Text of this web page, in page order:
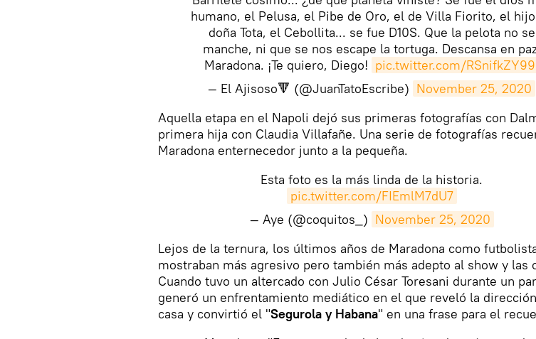
humano, el Pelusa, el Pibe de Oro, el de Villa Fiorito, el
doña Tota, el Cebollita... se fue D10S. Que la pelota no se
manche, ni que se nos escape la tortuga. Descansa en
Maradona. ¡Te quiero, Diego! pic.twitter.com/RSnifkZY99
— El Ajisoso🔻 (@JuanTatoEscribe) November 25, 2020
Aquella etapa en el Napoli dejó sus primeras fotografías con
primera hija con Claudia Villafañe. Una serie de fotografías
Maradona enternecedor junto a la pequeña.
Esta foto es la más linda de la historia.
pic.twitter.com/FIEmlM7dU7
— Aye (@coquitos_) November 25, 2020
Lejos de la ternura, los últimos años de Maradona como
mostraban más agresivo pero también más adepto al show y las
Cuando tuvo un altercado con Julio César Toresani durante un
generó un enfrentamiento mediático en el que reveló la
casa y convirtió el "Segurola y Habana" en una frase para el